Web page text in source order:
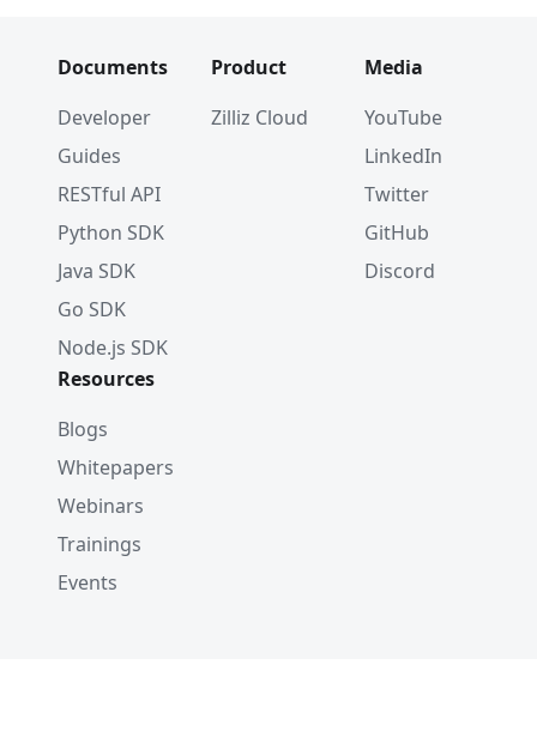
Documents
Developer
Guides
RESTful API
Python SDK
Java SDK
Go SDK
Node.js SDK
Product
Zilliz Cloud
Media
YouTube
LinkedIn
Twitter
GitHub
Discord
Resources
Blogs
Whitepapers
Webinars
Trainings
Events